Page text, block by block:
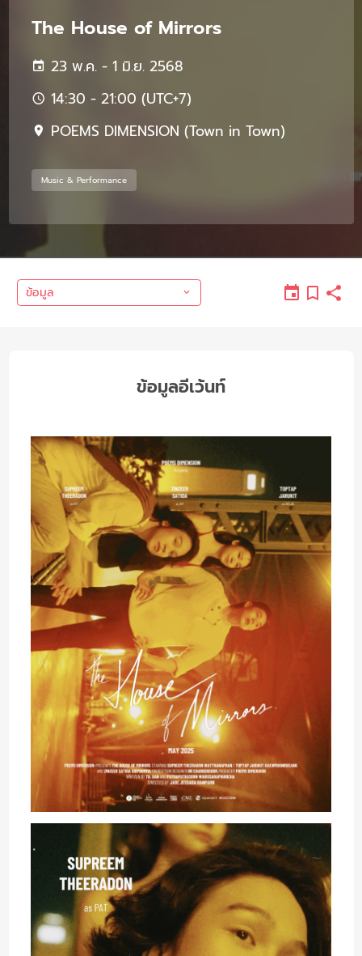
The House of Mirrors
23 พ.ค. - 1 มิ.ย. 2568
14:30 - 21:00 (UTC+7)
POEMS DIMENSION (Town in Town)
Music & Performance
ข้อมูล
ข้อมูลอีเว้นท์